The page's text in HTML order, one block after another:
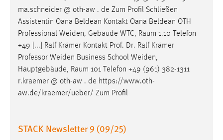
ma.schneider @ oth-aw . de Zum Profil Schließen
Assistentin Oana Beldean Kontakt Oana Beldean OTH
Professional Weiden, Gebäude WTC, Raum 1.10 Telefon
+49 [...] Ralf Krämer Kontakt Prof. Dr. Ralf Krämer
Professor Weiden Business School Weiden,
Hauptgebäude, Raum 101 Telefon +49 (961) 382-1311
r.kraemer @ oth-aw . de https://www.oth-
aw.de/kraemer/ueber/ Zum Profil
STACK Newsletter 9 (09/25)
EXTERNE MEDIEN
Um Inhalte von Videoplattformen und Social Media
Plattformen anzeigen zu können, werden von diesen
externen Medien Cookies gesetzt.
YouTube
Vimeo